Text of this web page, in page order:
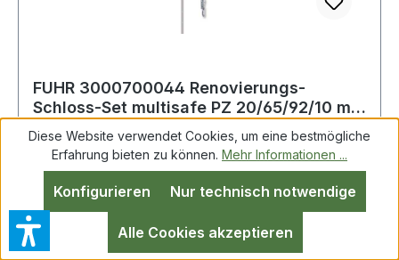
FUHR 3000700044 Renovierungs-
Schloss-Set multisafe PZ 20/65/92/10 mm
Flachstulp
FUHR 3000700044 Renovierungs-Schloss-Set
Multisafe PZ 20/65/92/10mm F-St.R FUHR
bestehend aus: Hauptschlosskasten Multisafe
855 R PZ/65/92/10mm R FUHR mit
Diese Website verwendet Cookies, um eine bestmögliche
Erfahrung bieten zu können. Mehr Informationen ...
Nur technisch notwendige
Konfigurieren
Alle Cookies akzeptieren